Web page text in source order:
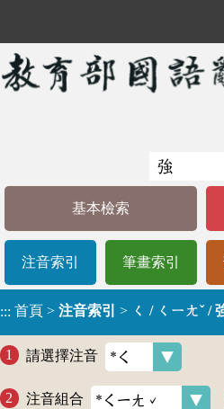
基本檢索
注音索引 筆畫索引
::: 首頁 > 注音索引 > ㄑ / ㄑㄧㄤˇ /
請選擇注音
注音組合